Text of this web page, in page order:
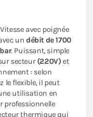
avec poignée
undébit de 1700
. Puissant, simple
secteur (220V)et
: selon
le flexible, il peut
utilisation en
professionnelle
thermique qui